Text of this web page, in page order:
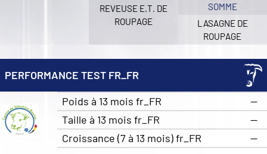
REVEUSE E.T. DE
ROUPAGE
SOMME
LASAGNE DE
ROUPAGE
PERFORMANCE TEST FR_FR
Poids à 13 mois fr_FR
—
Taille à 13 mois fr_FR
—
Croissance (7 à 13 mois) fr_FR
—